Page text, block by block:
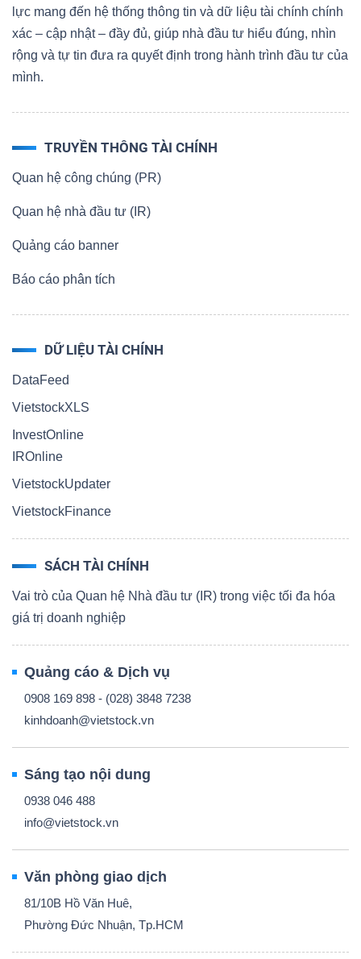
lực mang đến hệ thống thông tin và dữ liệu tài chính chính
xác – cập nhật – đầy đủ, giúp nhà đầu tư hiểu đúng, nhìn
rộng và tự tin đưa ra quyết định trong hành trình đầu tư của
mình.
TRUYỀN THÔNG TÀI CHÍNH
Quan hệ công chúng (PR)
Quan hệ nhà đầu tư (IR)
Quảng cáo banner
Báo cáo phân tích
DỮ LIỆU TÀI CHÍNH
DataFeed
VietstockXLS
InvestOnline
IROnline
VietstockUpdater
VietstockFinance
SÁCH TÀI CHÍNH
Vai trò của Quan hệ Nhà đầu tư (IR) trong việc tối đa hóa
giá trị doanh nghiệp
Quảng cáo & Dịch vụ
0908 169 898 - (028) 3848 7238
kinhdoanh@vietstock.vn
Sáng tạo nội dung
0938 046 488
info@vietstock.vn
Văn phòng giao dịch
81/10B Hồ Văn Huê,
Phường Đức Nhuận, Tp.HCM